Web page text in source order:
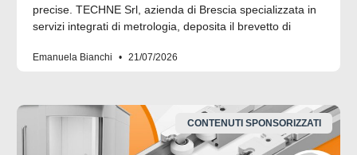
precise. TECHNE Srl, azienda di Brescia specializzata in
servizi integrati di metrologia, deposita il brevetto di
Emanuela Bianchi 21/07/2026
CONTENUTI SPONSORIZZATI